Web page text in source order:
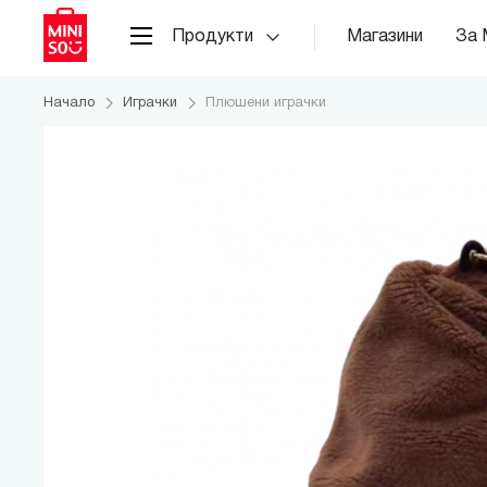
Продукти Магазини За
Начало Играчки Плюшени играчки